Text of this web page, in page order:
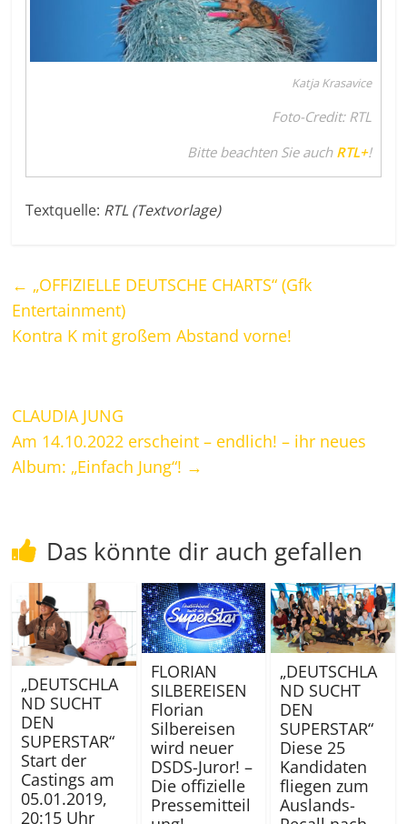
Katja Krasavice
Foto-Credit: RTL
Bitte beachten Sie auch RTL+!
Textquelle: RTL (Textvorlage)
← „OFFIZIELLE DEUTSCHE CHARTS“ (Gfk
Entertainment)
Kontra K mit großem Abstand vorne!
CLAUDIA JUNG
Am 14.10.2022 erscheint – endlich! – ihr neues
Album: „Einfach Jung“! →
Das könnte dir auch gefallen
„DEUTSCHLA
ND SUCHT
DEN
SUPERSTAR“
Start der
Castings am
05.01.2019,
20:15 Uhr
FLORIAN
SILBEREISEN
Florian
Silbereisen
wird neuer
DSDS-Juror! –
Die offizielle
Pressemitteil
„DEUTSCHLA
ND SUCHT
DEN
SUPERSTAR“
Diese 25
Kandidaten
fliegen zum
Auslands-